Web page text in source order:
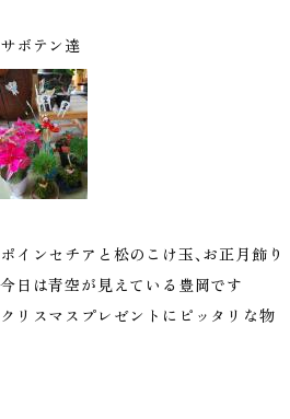
サボテン達
ポインセチアと松のこけ玉、お正月飾り
今日は青空が見えている豊岡です
クリスマスプレゼントにピッタリな物